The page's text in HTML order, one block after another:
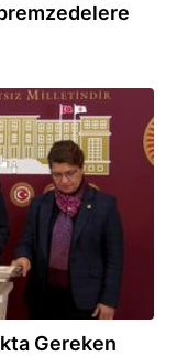
Gereken